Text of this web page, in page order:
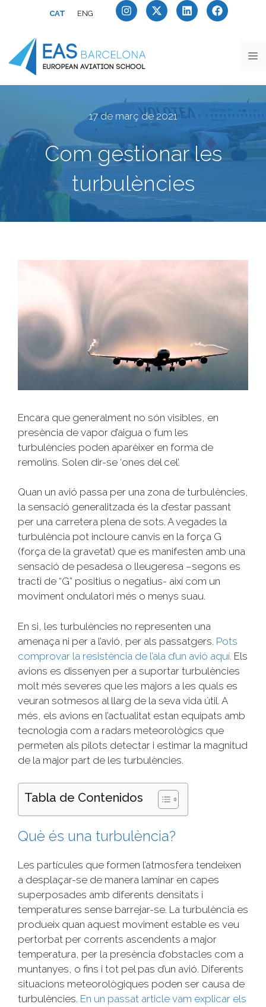
CAT ENG
17 de març de 2021
Com gestionar les
turbulències
Encara que generalment no són visibles, en
presència de vapor d’aigua o fum les
turbulències poden aparèixer en forma de
remolins. Solen dir-se ‘ones del cel’.
Quan un avió passa per una zona de turbulències,
la sensació generalitzada és la d’estar passant
per una carretera plena de sots. A vegades la
turbulència pot incloure canvis en la força G
(força de la gravetat) que es manifesten amb una
sensació de pesadesa o lleugeresa –segons es
tracti de “G” positius o negatius- així com un
moviment ondulatori més o menys suau.
En si, les turbulències no representen una
amenaça ni per a l’avió, per als passatgers. Pots
comprovar la resistència de l’ala d’un avió aquí. Els
avions es dissenyen per a suportar turbulències
molt més severes que les majors a les quals es
veuran sotmesos al llarg de la seva vida útil. A
més, els avions en l’actualitat estan equipats amb
tecnologia com a radars meteorològics que
permeten als pilots detectar i estimar la magnitud
de la major part de les turbulències.
Tabla de Contenidos
Què és una turbulència?
Les partícules que formen l’atmosfera tendeixen
a desplaçar-se de manera laminar en capes
superposades amb diferents densitats i
temperatures sense barrejar-se. La turbulència es
produeix quan aquest moviment estable es veu
pertorbat per corrents ascendents a major
temperatura, per la presència d’obstacles com a
muntanyes, o fins i tot pel pas d’un avió. Diferents
situacions meteorològiques poden ser causa de
turbulències. En un passat article vam explicar els